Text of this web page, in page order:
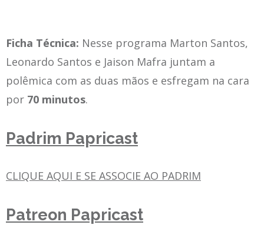
Ficha Técnica: Nesse programa Marton Santos,
Leonardo Santos e Jaison Mafra juntam a
polêmica com as duas mãos e esfregam na cara
por 70 minutos.
Padrim Papricast
CLIQUE AQUI E SE ASSOCIE AO PADRIM
Patreon Papricast